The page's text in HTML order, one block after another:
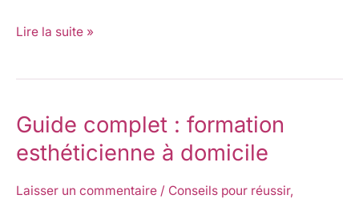
Lire la suite »
Guide complet : formation
esthéticienne à domicile
Laisser un commentaire / Conseils pour réussir,
Guide
complet
formation